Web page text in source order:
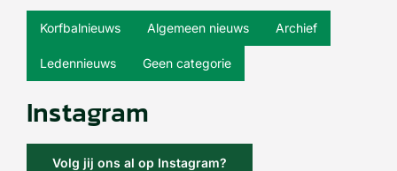
Korfbalnieuws Algemeen nieuws Archief
Ledennieuws Geen categorie
Instagram
Volg jij ons al op Instagram?